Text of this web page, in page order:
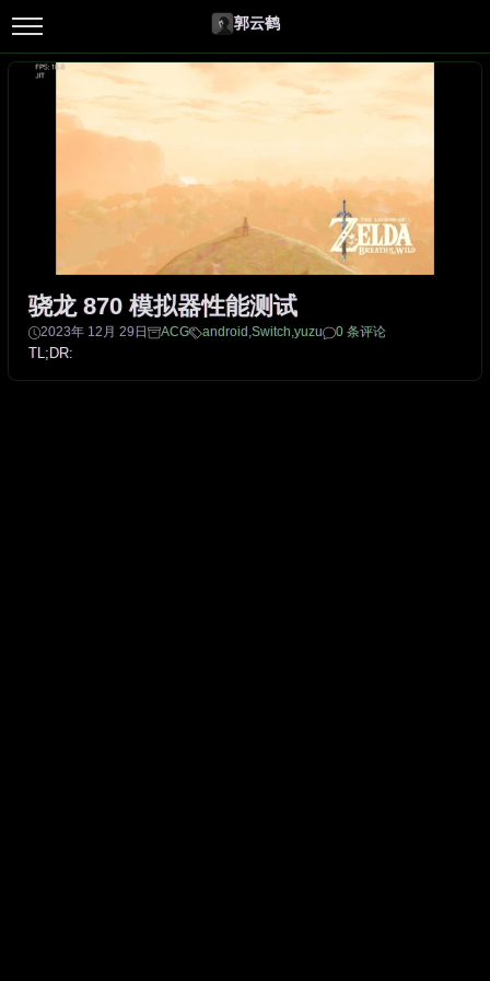
郭云鹤
骁龙 870 模拟器性能测试
2023年 12月 29日 ACG android ,Switch,yuzu
0 条评论
TL;DR: